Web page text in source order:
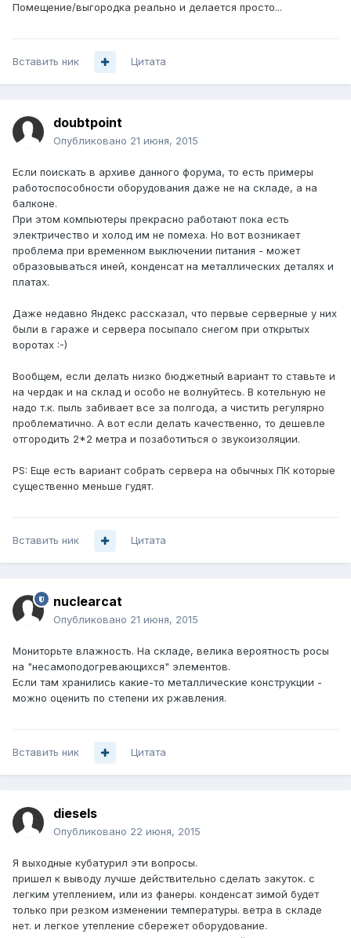
Помещение/выгородка реально и делается просто...
Вставить ник Цитата
doubtpoint
Опубликовано 21 июня, 2015
Если поискать в архиве данного форума, то есть примеры
работоспособности оборудования даже не на складе, а на
балконе.
При этом компьютеры прекрасно работают пока есть
электричество и холод им не помеха. Но вот возникает
проблема при временном выключении питания - может
образовываться иней, конденсат на металлических деталях и
платах.
Даже недавно Яндекс рассказал, что первые серверные у них
были в гараже и сервера посыпало снегом при открытых
воротах :-)
Вообщем, если делать низко бюджетный вариант то ставьте и
на чердак и на склад и особо не волнуйтесь. В котельную не
надо т.к. пыль забивает все за полгода, а чистить регулярно
проблематично. А вот если делать качественно, то дешевле
отгородить 2*2 метра и позаботиться о звукоизоляции.
PS: Еще есть вариант собрать сервера на обычных ПК которые
существенно меньше гудят.
Вставить ник Цитата
nuclearcat
Опубликовано 21 июня, 2015
Мониторьте влажность. На складе, велика вероятность росы
на "несамоподогревающихся" элементов.
Если там хранились какие-то металлические конструкции -
можно оценить по степени их ржавления.
Вставить ник Цитата
diesels
Опубликовано 22 июня, 2015
Я выходные кубатурил эти вопросы.
пришел к выводу лучше действительно сделать закуток. с
легким утеплением, или из фанеры. конденсат зимой будет
только при резком изменении температуры. ветра в складе
нет. и легкое утепление сбережет оборудование.